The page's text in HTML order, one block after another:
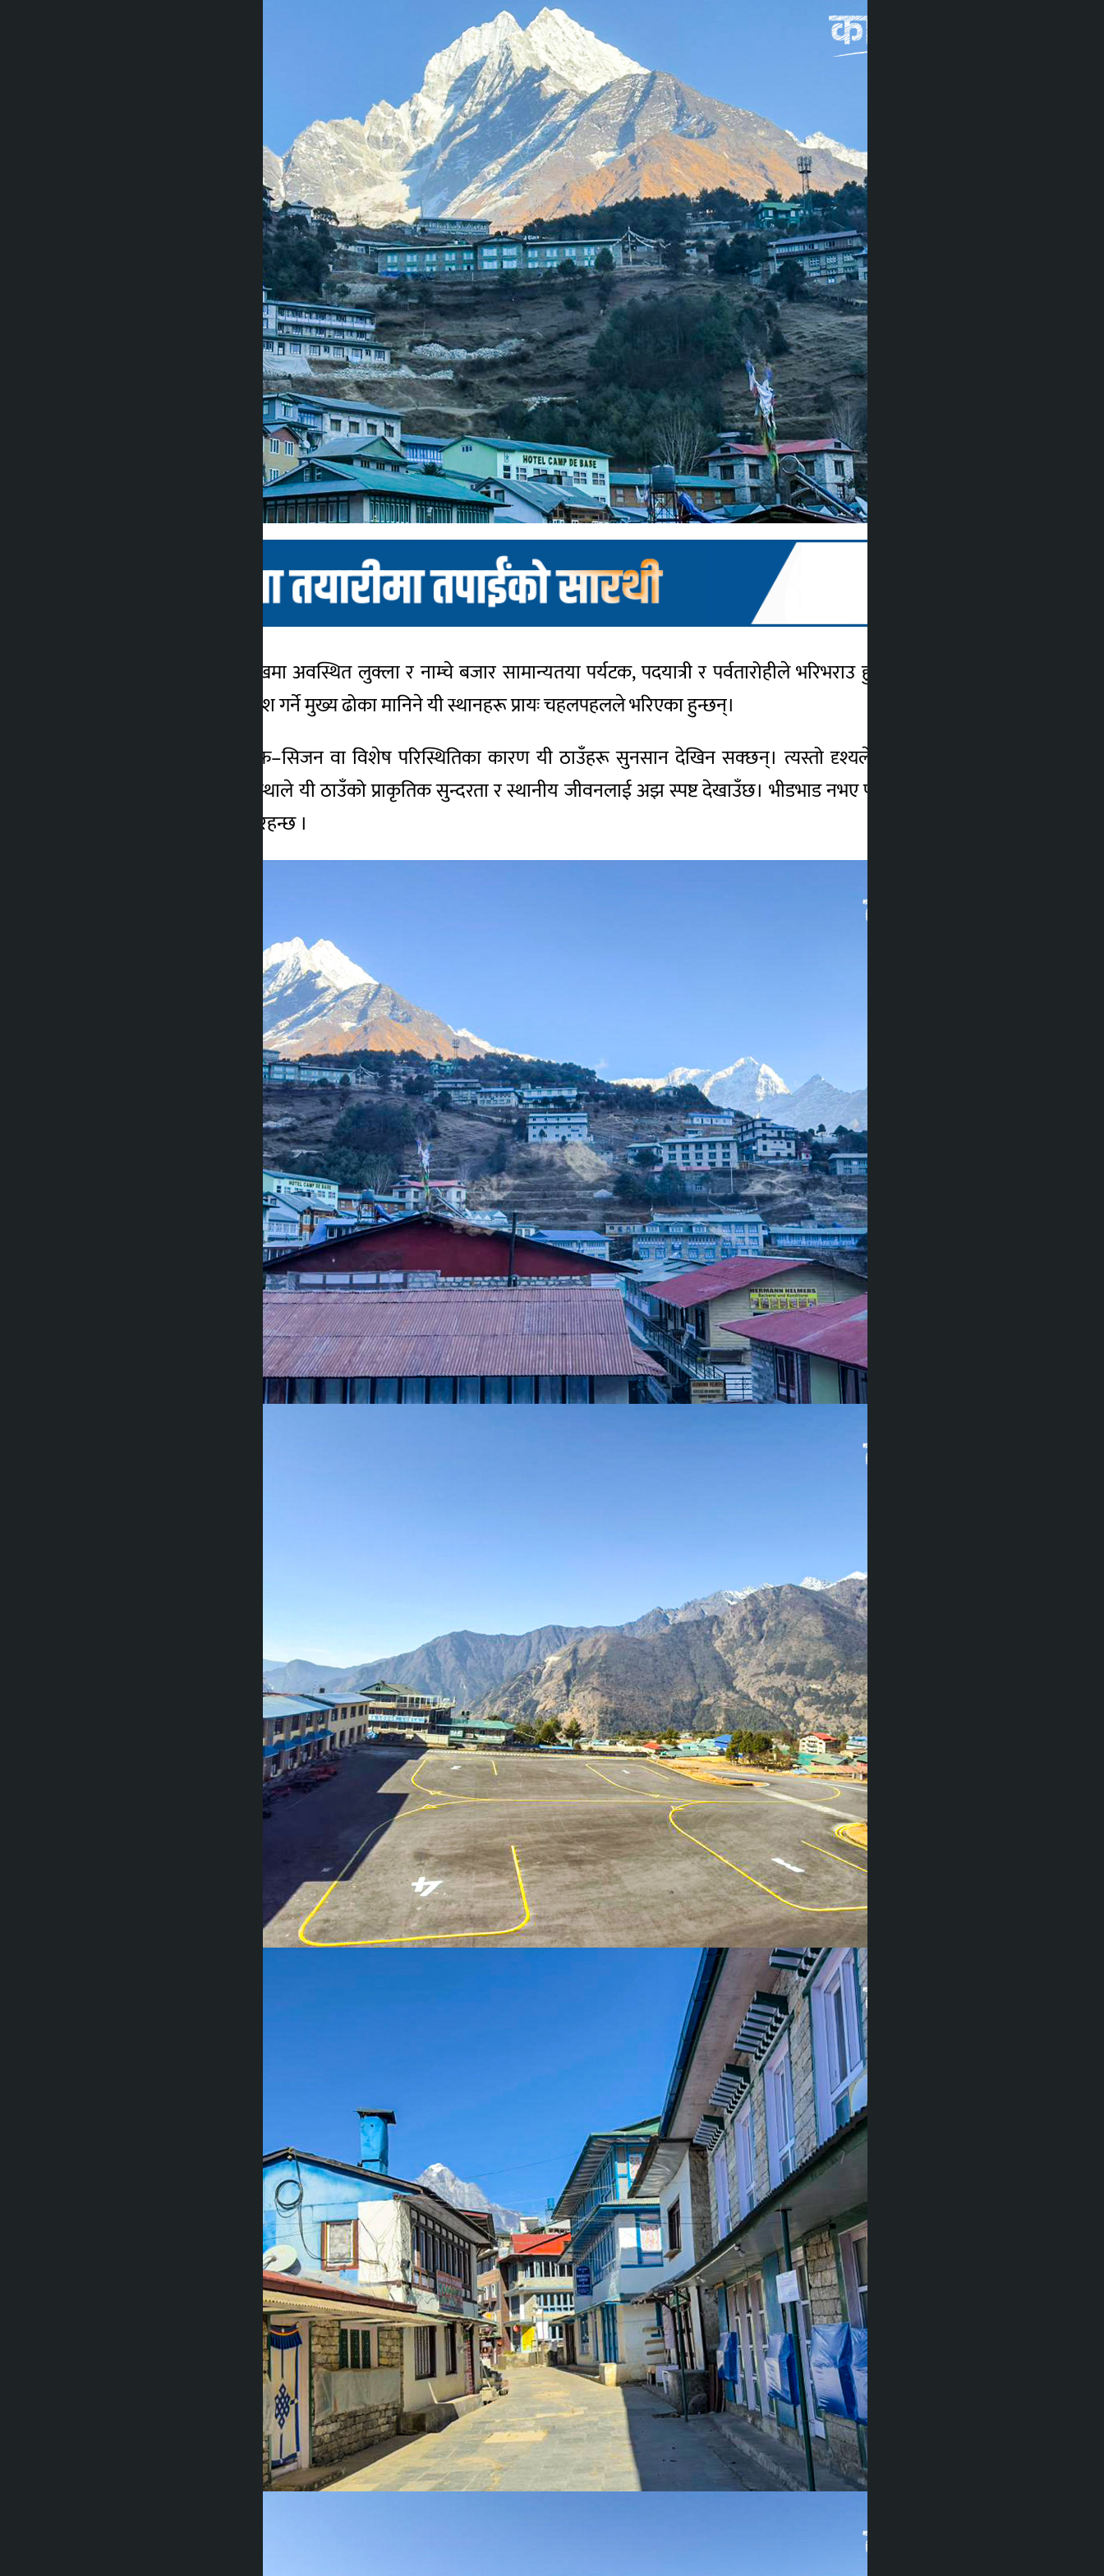
काठमाडौं । हिमालको काखमा अवस्थित लुक्ला र नाम्चे बजार सामान्यतया पर्यटक, पदयात्री र पर्वतारोहीले भरिभराउ हुने स्थानहरू हुन्। विशेषगरी
सगरमाथा राष्ट्रिय निकुञ्ज प्रवेश गर्ने मुख्य ढोका मानिने यी स्थानहरू प्रायः चहलपहलले भरिएका हुन्छन्।
तर कहिलेकाहीँ मौसम, अफ–सिजन वा विशेष परिस्थितिका कारण यी ठाउँहरू सुनसान देखिन सक्छन्। त्यस्तो दृश्यले हिमाली बस्तीको अर्कै रूप
उजागर गर्छ। सुनसान अवस्थाले यी ठाउँको प्राकृतिक सुन्दरता र स्थानीय जीवनलाई अझ स्पष्ट देखाउँछ। भीडभाड नभए पनि, लुक्ला र नाम्चे बजारको
महत्त्व र आकर्षण भने उस्तै रहन्छ ।